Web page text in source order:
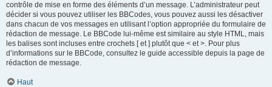
contrôle de mise en forme des éléments d’un message. L’administrateur peut
décider si vous pouvez utiliser les BBCodes, vous pouvez aussi les désactiver
dans chacun de vos messages en utilisant l’option appropriée du formulaire de
rédaction de message. Le BBCode lui-même est similaire au style HTML, mais
les balises sont incluses entre crochets [ et ] plutôt que < et >. Pour plus
d’informations sur le BBCode, consultez le guide accessible depuis la page de
rédaction de message.
Haut